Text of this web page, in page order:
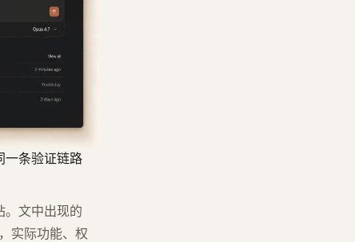
一条验证链路
。文中出现的
实际功能、权